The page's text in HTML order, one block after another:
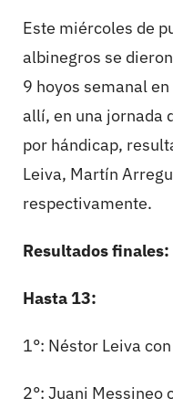
Este miércoles de
albinegros se
9 hoyos semanal
allí, en una jornada
por hándicap,
Leiva, Martín
respectivamente.
Resultados finales:
Hasta 13:
1°: Néstor Leiva
2°: Juani Messineo